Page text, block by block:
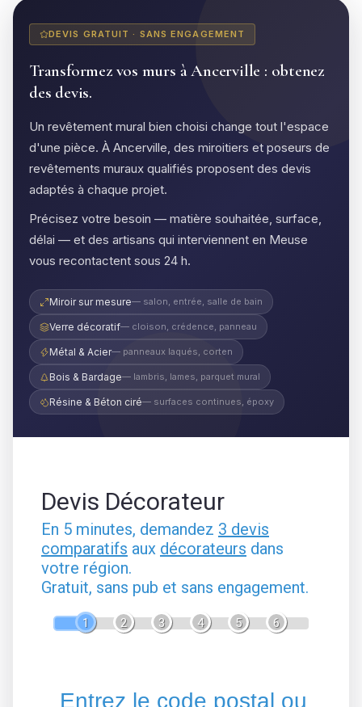
DEVIS GRATUIT · SANS ENGAGEMENT
Transformez vos murs à Ancerville : obtenez
des devis.
Un revêtement mural bien choisi change tout l'espace
d'une pièce. À Ancerville, des miroitiers et poseurs de
revêtements muraux qualifiés proposent des devis
adaptés à chaque projet.
Précisez votre besoin — matière souhaitée, surface,
délai — et des artisans qui interviennent en Meuse
vous recontactent sous 24 h.
Miroir sur mesure— salon, entrée, salle de bain
Verre décoratif— cloison, crédence, panneau
Métal & Acier— panneaux laqués, corten
Bois & Bardage— lambris, lames, parquet mural
Résine & Béton ciré— surfaces continues, époxy
Devis Décorateur
En 5 minutes, demandez 3 devis
comparatifs aux décorateurs dans
votre région.
Gratuit, sans pub et sans engagement.
1 2 3 4 5 6
Entrez le code postal ou